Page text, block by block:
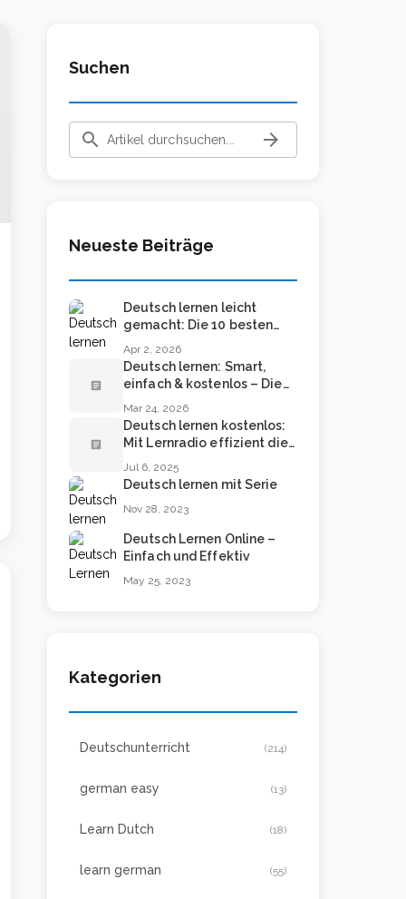
Suchen
search arrow_forward
Neueste Beiträge
Deutsch lernen leicht
gemacht: Die 10 besten
Apr 2, 2026
article
Deutsch lernen: Smart,
einfach & kostenlos – Die
Mar 24, 2026
article
Deutsch lernen kostenlos:
Mit Lernradio effizient die
Jul 6, 2025
Deutsch lernen mit Serie
Nov 28, 2023
Deutsch Lernen Online –
Einfach und Effektiv
May 25, 2023
Kategorien
Deutschunterricht (214)
german easy (13)
Learn Dutch (18)
learn german (55)